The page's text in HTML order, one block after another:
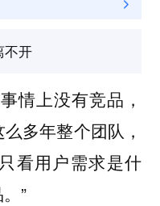
不开
情上没有竞品，
多年整个团队，
看用户需求是什
”